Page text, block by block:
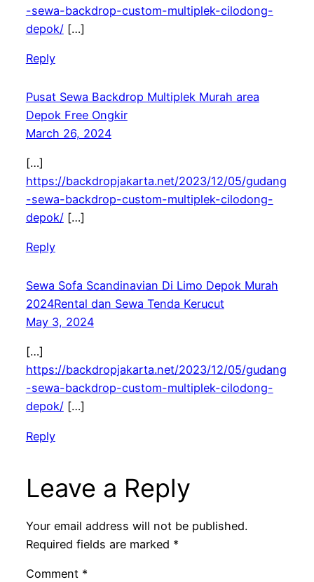
-sewa-backdrop-custom-multiplek-cilodong-
depok/[…]
Reply
Pusat Sewa Backdrop Multiplek Murah area
Depok Free Ongkir
March 26, 2024
[…]
https://backdropjakarta.net/2023/12/05/gudang
-sewa-backdrop-custom-multiplek-cilodong-
depok/[…]
Reply
Sewa Sofa Scandinavian Di Limo Depok Murah
2024Rental dan Sewa Tenda Kerucut
May 3, 2024
[…]
https://backdropjakarta.net/2023/12/05/gudang
-sewa-backdrop-custom-multiplek-cilodong-
depok/[…]
Reply
Leave a Reply
Your email address will not be published.
Required fields are marked *
Comment *